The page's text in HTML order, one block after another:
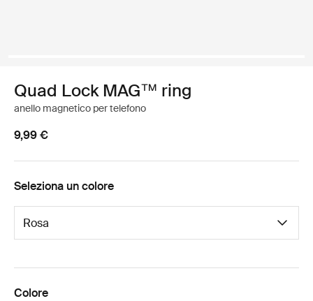
Quad Lock MAG™ ring
anello magnetico per telefono
9,99 €
Seleziona un colore
Colore